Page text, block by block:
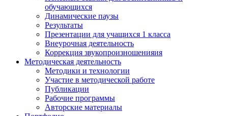
обучающихся
Динамические паузы
Результаты
Презентации для учащихся 1 класса
Внеурочная деятельность
Коррекция звукопроизношенияия
Методическая деятельность
Методики и технологии
Участие в методической работе
Публикации
Рабочие программы
Авторские материалы